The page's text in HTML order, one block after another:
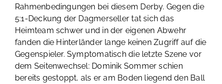
Rahmenbedingungen bei diesem Derby. Gegen die
5:1-Deckung der Dagmerseller tat sich das
Heimteam schwer und in der eigenen Abwehr
fanden die Hinterländer lange keinen Zugriff auf die
Gegenspieler. Symptomatisch die letzte Szene vor
dem Seitenwechsel: Dominik Sommer schien
bereits gestoppt, als er am Boden liegend den Ball